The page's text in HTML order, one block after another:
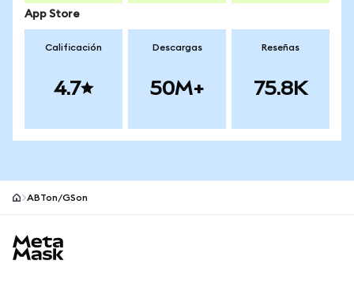
App Store
Calificación
4.7
Descargas
50M+
Reseñas
75.8K
ABTon/GSon